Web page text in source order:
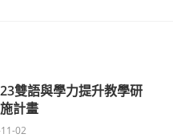
雙語與學力提升教學研
計畫
02